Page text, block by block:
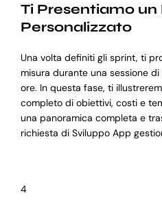
Ti Presentiamo
Personalizzato
Una volta definiti gli sprint, ti
misura durante una sessione
ore. In questa fase, ti
completo di obiettivi, costi e
una panoramica completa e
richiesta di Sviluppo App
4